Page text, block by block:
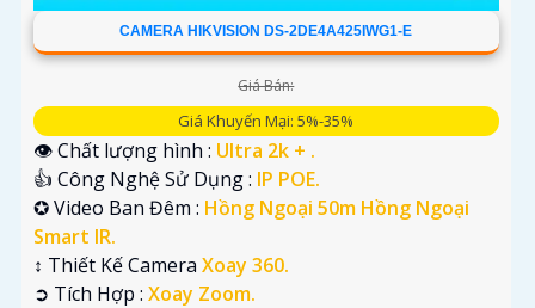
CAMERA HIKVISION DS-2DE4A425IWG1-E
Giá Bán:
Giá Khuyến Mại: 5%-35%
👁 Chất lượng hình : Ultra 2k + .
👍 Công Nghệ Sử Dụng : IP POE.
✪ Video Ban Đêm : Hồng Ngoại 50m Hồng Ngoại
Smart IR.
↕️ Thiết Kế Camera Xoay 360.
️➲ Tích Hợp : Xoay Zoom.